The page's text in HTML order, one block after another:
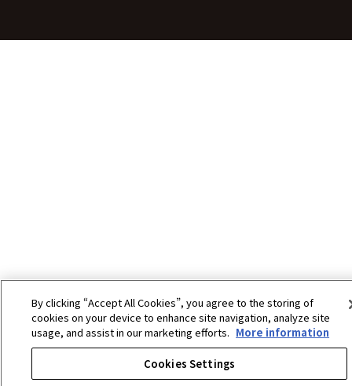
By clicking “Accept All Cookies”, you agree to the storing of
cookies on your device to enhance site navigation, analyze site
usage, and assist in our marketing efforts. More information
Cookies Settings